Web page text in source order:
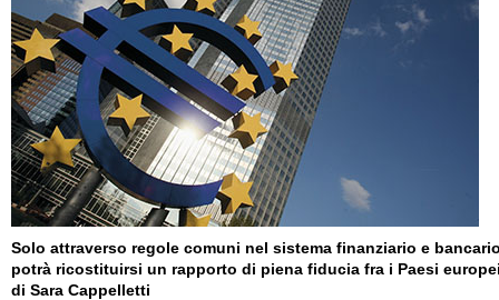
Solo attraverso regole comuni nel sistema finanziario e
potrà ricostituirsi un rapporto di piena fiducia fra i Paesi
di Sara Cappelletti